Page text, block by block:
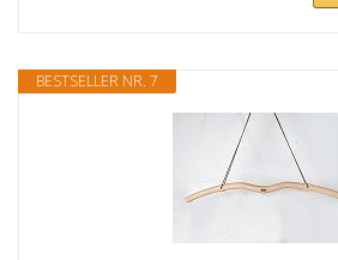
BESTSELLER NR. 7